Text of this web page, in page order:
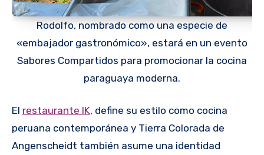
Rodolfo, nombrado como una especie de
«embajador gastronómico», estará en un evento
Sabores Compartidos para promocionar la cocina
paraguaya moderna.
El restaurante IK, define su estilo como cocina
peruana contemporánea y Tierra Colorada de
Angenscheidt también asume una identidad